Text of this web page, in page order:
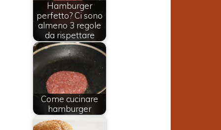
Hamburger
perfetto? Ci sono
almeno 3 regole
da rispettare
Come cucinare
hamburger